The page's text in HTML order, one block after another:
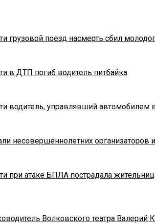
грузовой поезд насмерть сбил
в ДТП погиб водитель питбайка
водитель, управлявший
несовершеннолетних организаторов
при атаке БПЛА пострадала
Волковского театра Валерий